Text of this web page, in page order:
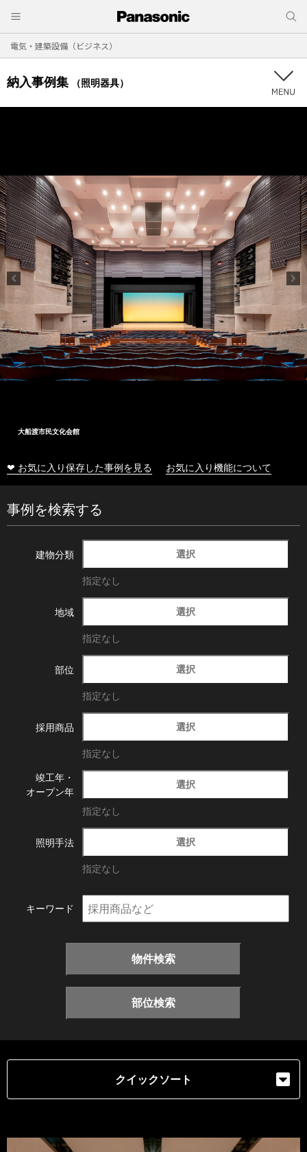
電気・建築設備（ビジネス）
納入事例集 （照明器具）
大船渡市民文化会館
❤ お気に入り保存した事例を見る お気に入り機能について
事例を検索する
建物分類 選択
指定なし
地域 選択
指定なし
部位 選択
指定なし
採用商品 選択
指定なし
竣工年・
オープン年
選択
指定なし
照明手法 選択
指定なし
キーワード
物件検索
部位検索
クイックソート